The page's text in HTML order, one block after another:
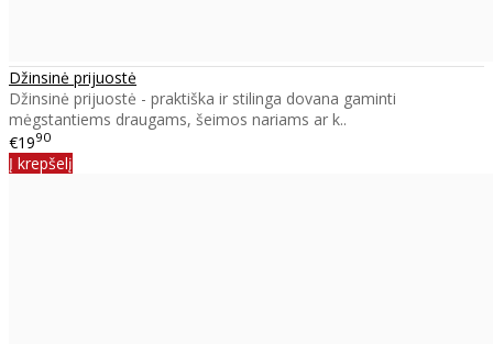
Džinsinė prijuostė
Džinsinė prijuostė - praktiška ir stilinga dovana gaminti
mėgstantiems draugams, šeimos nariams ar k..
€1990
Į krepšelį